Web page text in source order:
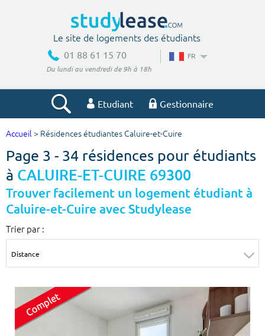
Le site de logements des étudiants
01 88 61 15 70
Du lundi au vendredi de 9h à 18h
FR
Etudiant Gestionnaire
Votre recherche
Ville, école
m²
Accueil > Résidences étudiantes Caluire-et-Cuire
Page 3 - 34 résidences pour étudiants
à CALUIRE-ET-CUIRE 69300
Trouver facilement un logement étudiant à
Caluire-et-Cuire avec Studylease
Trier par :